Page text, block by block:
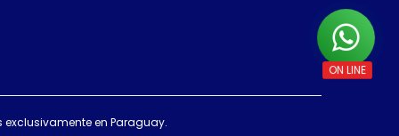
exclusivamente en Paraguay.